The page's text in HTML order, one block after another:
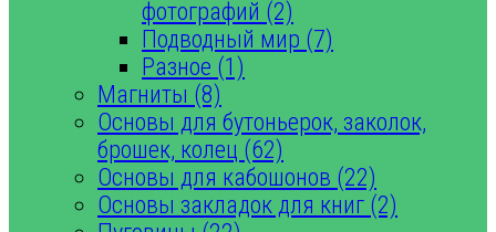
фотографий (2)
Подводный мир (7)
Разное (1)
Магниты (8)
Основы для бутоньерок, заколок,
брошек, колец (62)
Основы для кабошонов (22)
Основы закладок для книг (2)